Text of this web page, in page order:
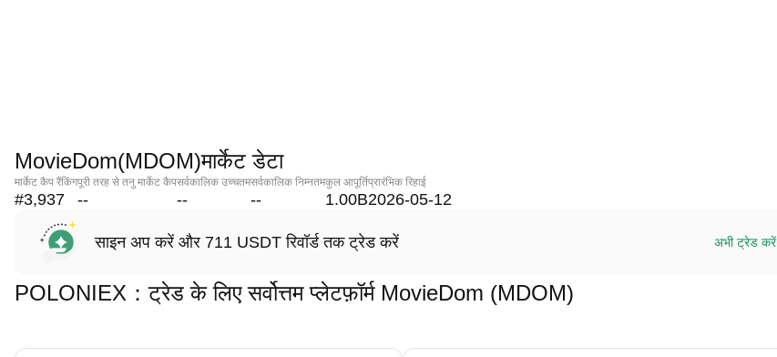
MovieDom(MDOM)मार्केट डेटा
मार्केट कैप रैंकिंग
#3,937
पूरी तरह से तनु मार्केट कैप
--
सर्वकालिक उच्चतम
--
सर्वकालिक निम्नतम
--
कुल आपूर्ति
1.00B
प्रारंभिक रिहाई
2026-05-12
साइन अप करें और 711 USDT रिवॉर्ड तक ट्रेड करें अभी ट्रेड करें
POLONIEX：ट्रेड के लिए सर्वोत्तम प्लेटफ़ॉर्म MovieDom (MDOM)